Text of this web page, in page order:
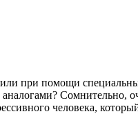
при помощи
Сомнительно,
человека,